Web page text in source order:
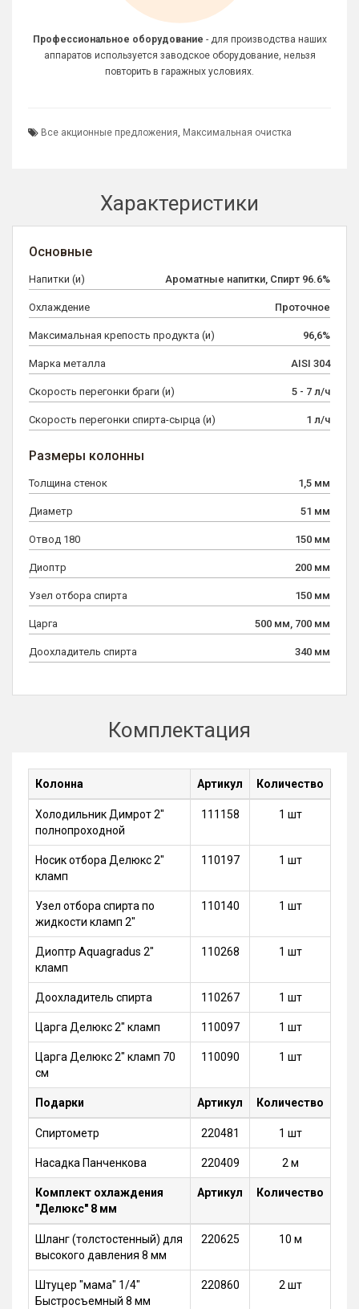
Профессиональное оборудование - для производства наших
аппаратов используется заводское оборудование, нельзя
повторить в гаражных условиях.
Все акционные предложения, Максимальная очистка
Характеристики
Основные
Напитки (и) Ароматные напитки, Спирт 96.6%
Охлаждение Проточное
Максимальная крепость продукта (и) 96,6%
Марка металла AISI 304
Скорость перегонки браги (и) 5 - 7 л/ч
Скорость перегонки спирта-сырца (и) 1 л/ч
Размеры колонны
Толщина стенок 1,5 мм
Диаметр 51 мм
Отвод 180 150 мм
Диоптр 200 мм
Узел отбора спирта 150 мм
Царга 500 мм, 700 мм
Доохладитель спирта 340 мм
Комплектация
Колонна Артикул Количество
Холодильник Димрот 2"
полнопроходной
111158 1 шт
Носик отбора Делюкс 2"
кламп
110197 1 шт
Узел отбора спирта по
жидкости кламп 2"
110140 1 шт
Диоптр Aquagradus 2"
кламп
110268 1 шт
Доохладитель спирта 110267 1 шт
Царга Делюкс 2" кламп 110097 1 шт
Царга Делюкс 2" кламп 70
см
110090 1 шт
Подарки Артикул Количество
Спиртометр 220481 1 шт
Насадка Панченкова 220409 2 м
Комплект охлаждения
"Делюкс" 8 мм
Артикул Количество
Шланг (толстостенный) для
высокого давления 8 мм
220625 10 м
Штуцер "мама" 1/4"
Быстросъемный 8 мм
220860 2 шт